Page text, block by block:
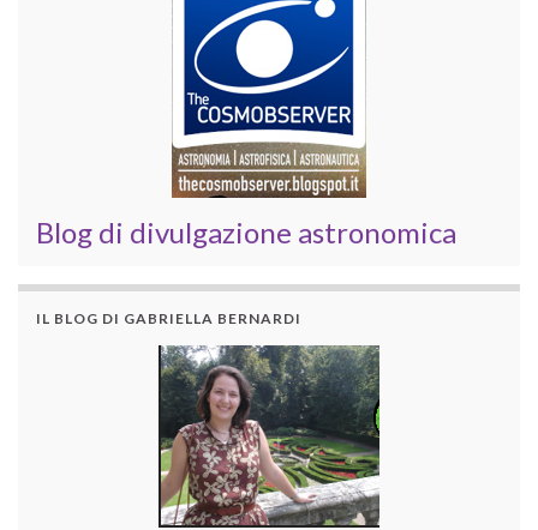
Blog di divulgazione astronomica
IL BLOG DI GABRIELLA BERNARDI